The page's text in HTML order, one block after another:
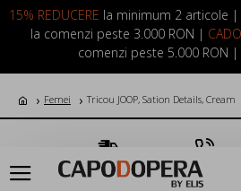
15% REDUCERE la minimum 2 articole |
la comenzi peste 3.000 RON |
comenzi peste 5.000 RON |
LOGIN INREGISTRARE
Femei Tricou JOOP, Sation Details, Cream
Transport Gratuit Suna Acum